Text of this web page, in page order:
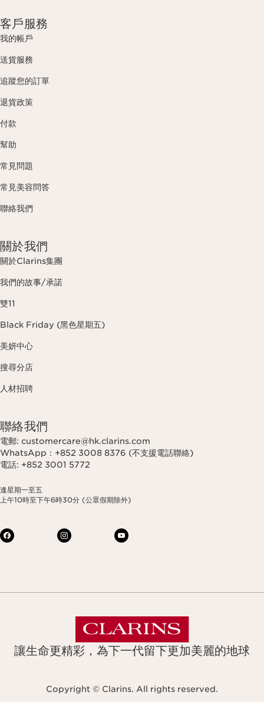
客戶服務
我的帳戶
送貨服務
追蹤您的訂單
退貨政策
付款
幫助
常見問題
常見美容問答
聯絡我們
關於我們
關於Clarins集團
我們的故事/承諾
雙11
Black Friday (黑色星期五)
美妍中心
搜尋分店
人材招聘
聯絡我們
電郵: customercare@hk.clarins.com
WhatsApp：+852 3008 8376 (不支援電話聯絡)
電話: +852 3001 5772
逢星期一至五
上午10時至下午6時30分 (公眾假期除外)
讓生命更精彩，為下一代留下更加美麗的地球
Copyright © Clarins. All rights reserved.